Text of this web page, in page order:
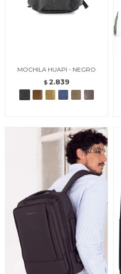
MOCHILA HUAPI - NEGRO
$ 2.839